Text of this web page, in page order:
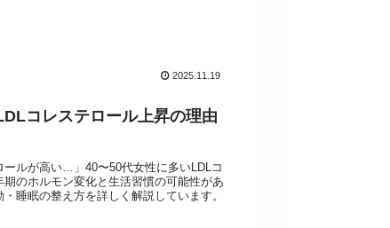
2025.11.19
コレステロール上昇の理由
ールが高い…」40〜50代女性に多いLDLコ
のホルモン変化と生活習慣の可能性があ
睡眠の整え方を詳しく解説しています。